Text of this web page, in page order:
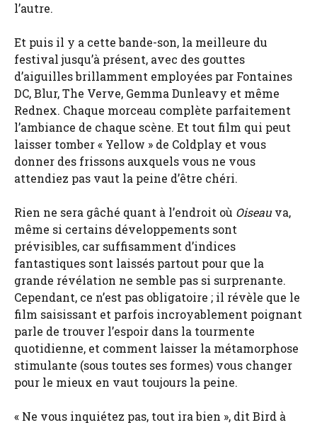
l’autre.
Et puis il y a cette bande-son, la meilleure du
festival jusqu’à présent, avec des gouttes
d’aiguilles brillamment employées par Fontaines
DC, Blur, The Verve, Gemma Dunleavy et même
Rednex. Chaque morceau complète parfaitement
l’ambiance de chaque scène. Et tout film qui peut
laisser tomber « Yellow » de Coldplay et vous
donner des frissons auxquels vous ne vous
attendiez pas vaut la peine d’être chéri.
Rien ne sera gâché quant à l’endroit où Oiseauva,
même si certains développements sont
prévisibles, car suffisamment d’indices
fantastiques sont laissés partout pour que la
grande révélation ne semble pas si surprenante.
Cependant, ce n’est pas obligatoire ; il révèle que le
film saisissant et parfois incroyablement poignant
parle de trouver l’espoir dans la tourmente
quotidienne, et comment laisser la métamorphose
stimulante (sous toutes ses formes) vous changer
pour le mieux en vaut toujours la peine.
« Ne vous inquiétez pas, tout ira bien », dit Bird à